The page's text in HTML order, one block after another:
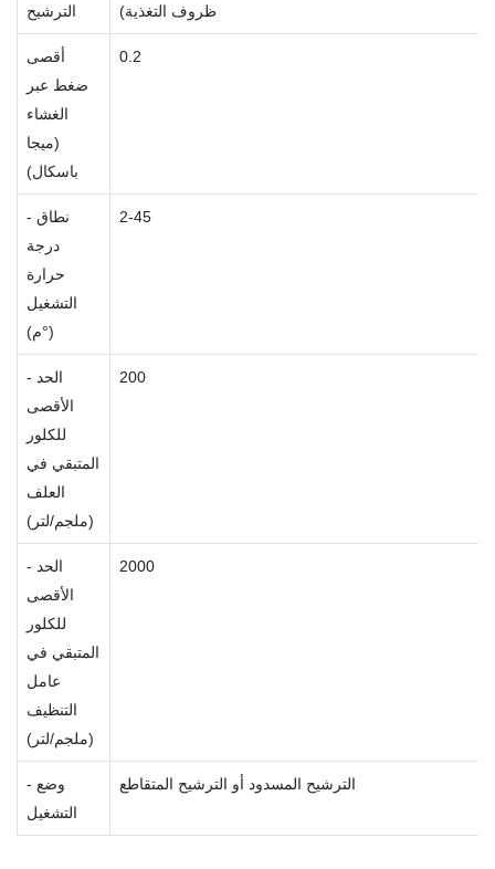
الترشيح
ظروف التغذية)
أقصى
ضغط عبر
الغشاء
(ميجا
باسكال)
0.2
- نطاق
درجة
حرارة
التشغيل
(°م)
2-45
- الحد
الأقصى
للكلور
المتبقي في
العلف
(ملجم/لتر)
200
- الحد
الأقصى
للكلور
المتبقي في
عامل
التنظيف
(ملجم/لتر)
2000
- وضع
التشغيل
الترشيح المسدود أو الترشيح المتقاطع